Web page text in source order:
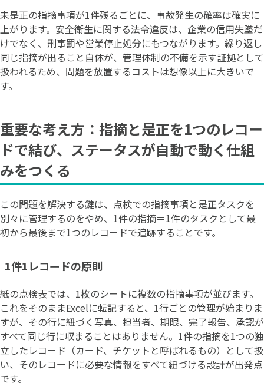
未是正の指摘事項が1件残るごとに、事故発生の確率は確実に
上がります。安全衛生に関する法令違反は、企業の信用失墜だ
けでなく、刑事罰や営業停止処分にもつながります。繰り返し
同じ指摘が出ること自体が、管理体制の不備を示す証拠として
扱われるため、問題を放置するコストは想像以上に大きいで
す。
重要な考え方：指摘と是正を1つのレコー
ドで結び、ステータスが自動で動く仕組
みをつくる
この問題を解決する鍵は、点検での指摘事項と是正タスクを
別々に管理するのをやめ、1件の指摘＝1件のタスクとして最
初から最後まで1つのレコードで追跡することです。
1件1レコードの原則
紙の点検表では、1枚のシートに複数の指摘事項が並びます。
これをそのままExcelに転記すると、1行ごとの管理が始まりま
すが、その行に紐づく写真、担当者、期限、完了報告、承認が
すべて同じ行に収まることはありません。1件の指摘を1つの独
立したレコード（カード、チケットと呼ばれるもの）として扱
い、そのレコードに必要な情報をすべて紐づける設計が出発点
です。